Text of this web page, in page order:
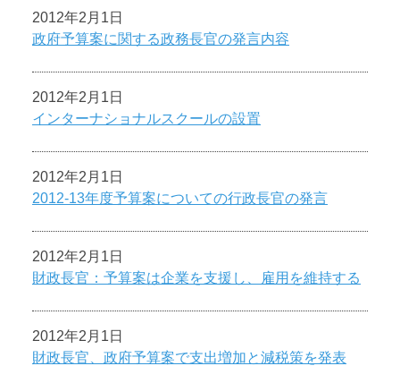
2012年2月1日
政府予算案に関する政務長官の発言内容
2012年2月1日
インターナショナルスクールの設置
2012年2月1日
2012-13年度予算案についての行政長官の発言
2012年2月1日
財政長官：予算案は企業を支援し、雇用を維持する
2012年2月1日
財政長官、政府予算案で支出増加と減税策を発表